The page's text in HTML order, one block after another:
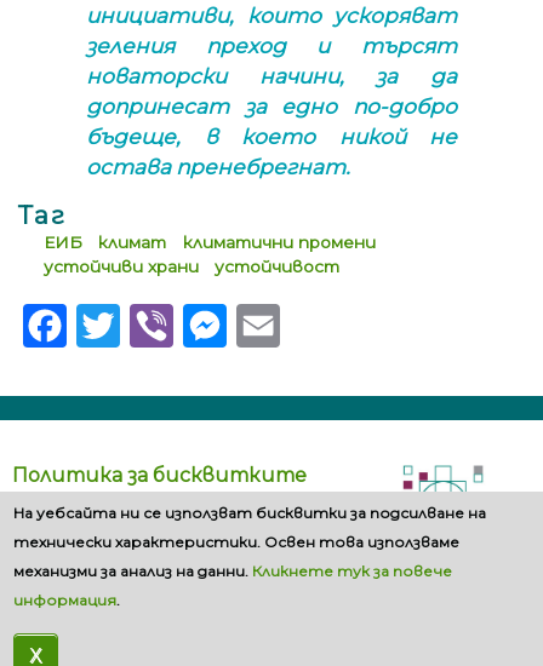
инициативи, които ускоряват
зеления преход и търсят
новаторски начини, за да
допринесат за едно по-добро
бъдеще, в което никой не
остава пренебрегнат.
Таг
ЕИБ климат
климатични промени
устойчиви храни
устойчивост
FacebookTwitterViber Messenger
Политика за бисквитките
На уебсайта ни се използват бисквитки за подсилване на
технически характеристики. Освен това използваме
механизми за анализ на данни. Кликнете тук за повече
информация.
X